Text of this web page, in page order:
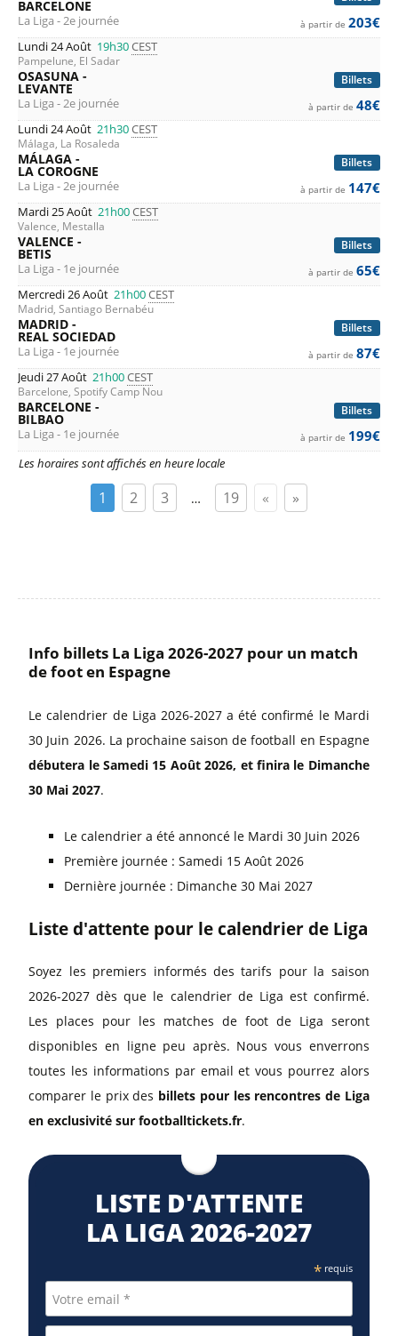
Les horaires sont affichés en heure locale
BARCELONE
La Liga - 2e journée à partir de 203€
Lundi 24 Août 19h30CEST
Pampelune, El Sadar
Billets
OSASUNA -
LEVANTE
La Liga - 2e journée à partir de 48€
Lundi 24 Août 21h30CEST
Málaga, La Rosaleda
Billets
MÁLAGA -
LA COROGNE
La Liga - 2e journée à partir de 147€
Mardi 25 Août 21h00CEST
Valence, Mestalla
Billets
VALENCE -
BETIS
La Liga - 1e journée à partir de 65€
Mercredi 26 Août 21h00CEST
Madrid, Santiago Bernabéu
Billets
MADRID -
REAL SOCIEDAD
La Liga - 1e journée à partir de 87€
Jeudi 27 Août 21h00CEST
Barcelone, Spotify Camp Nou
Billets
BARCELONE -
BILBAO
La Liga - 1e journée à partir de 199€
1 2 3 … 19 « »
Info billets La Liga 2026-2027 pour un match
de foot en Espagne
Le calendrier de Liga 2026-2027 a été confirmé le Mardi
30 Juin 2026. La prochaine saison de football en Espagne
débutera le Samedi 15 Août 2026, et finira le Dimanche
30 Mai 2027.
Le calendrier a été annoncé le Mardi 30 Juin 2026
Première journée : Samedi 15 Août 2026
Dernière journée : Dimanche 30 Mai 2027
Liste d'attente pour le calendrier de Liga
Soyez les premiers informés des tarifs pour la saison
2026-2027 dès que le calendrier de Liga est confirmé.
Les places pour les matches de foot de Liga seront
disponibles en ligne peu après. Nous vous enverrons
toutes les informations par email et vous pourrez alors
comparer le prix des billets pour les rencontres de Liga
en exclusivité sur footballtickets.fr.
LISTE D'ATTENTE
LA LIGA 2026-2027
*requis